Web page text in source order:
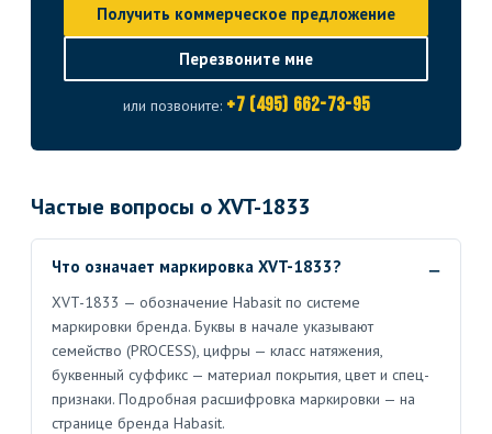
Получить коммерческое предложение
Перезвоните мне
или позвоните: +7 (495) 662-73-95
Частые вопросы о XVT-1833
Что означает маркировка XVT-1833?
XVT-1833 — обозначение Habasit по системе
маркировки бренда. Буквы в начале указывают
семейство (PROCESS), цифры — класс натяжения,
буквенный суффикс — материал покрытия, цвет и спец-
признаки. Подробная расшифровка маркировки — на
странице бренда Habasit.